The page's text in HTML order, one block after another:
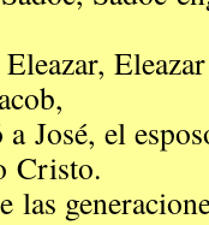
José, el
Cristo.
las